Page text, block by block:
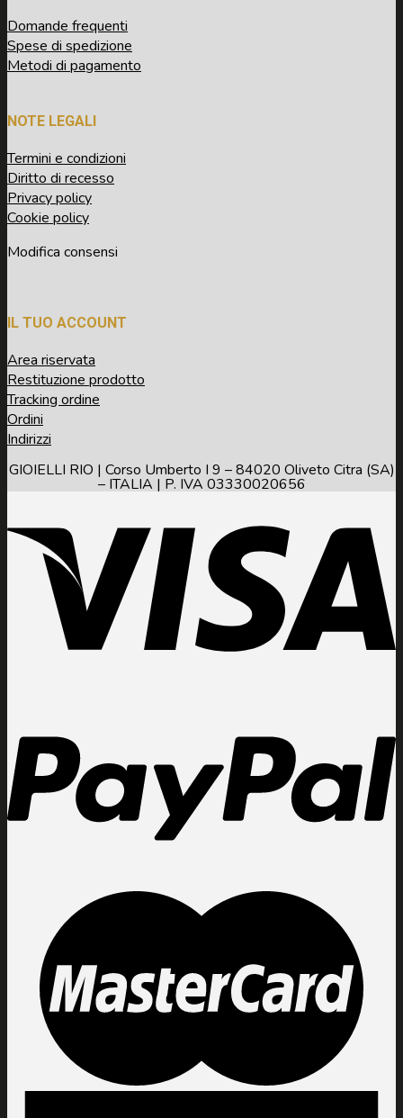
Domande frequenti
Spese di spedizione
Metodi di pagamento
NOTE LEGALI
Termini e condizioni
Diritto di recesso
Privacy policy
Cookie policy
Modifica consensi
IL TUO ACCOUNT
Area riservata
Restituzione prodotto
Tracking ordine
Ordini
Indirizzi
GIOIELLI RIO | Corso Umberto I 9 – 84020 Oliveto Citra (SA)
– ITALIA | P. IVA 03330020656